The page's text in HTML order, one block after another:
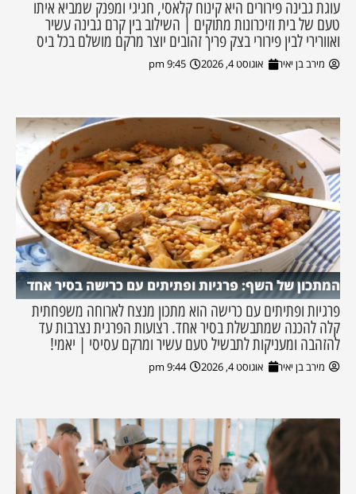
עוגת גבינה פירורים היא קינוח קלאסי, חגיגי ומפנק שמביא איתו
טעם של בית וזיכרונות מתוקים | השילוב בין קרם גבינה עשיר
ואוורירי לבין פירורי בצק פריך זהובים יוצר מרקם מושלם בכל ביס
מירב בן יאיר אוגוסט 4, 2026 9:45 pm
המתכון של השף: פרגיות ופתיתים עם כרישה בסיר אחד
פרגיות ופתיתים עם כרישה הוא מתכון מנצח לארוחה משפחתית
קלה להכנה שמתבשלת בסיר אחד. רצועות הפרגית נצרבות עד
להזהבה ומעניקות לתבשיל טעם עשיר ומרקם עסיסי | יאמי!
מירב בן יאיר אוגוסט 4, 2026 9:44 pm